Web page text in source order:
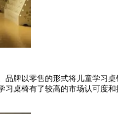
牌以零售的形式将儿童学习
桌椅有了较高的市场认可度